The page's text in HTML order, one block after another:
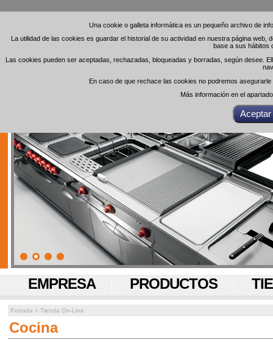
Una cookie o galleta informática es un pequeño archivo de
La utilidad de las cookies es guardar el historial de su actividad en nuestra página
base a sus hábitos
Las cookies pueden ser aceptadas, rechazadas, bloqueadas y borradas, según desee.
En caso de que rechace las cookies no podremos
Más información en el
Una cookie o galleta informática es un pequeño archivo de
La utilidad de las cookies es guardar el historial de su actividad en nuestra página
base a sus hábitos
Las cookies pueden ser aceptadas, rechazadas, bloqueadas y borradas, según desee.
En caso de que rechace las cookies no podremos
Más información en el
EMPRESA PRODUCTOS
Portada > Tienda On-Line
Cocina